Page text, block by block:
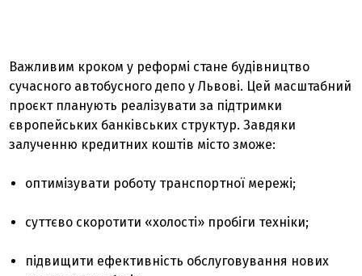
Важливим кроком у реформі стане будівництво
сучасного автобусного депо у Львові. Цей масштабний
проєкт планують реалізувати за підтримки
європейських банківських структур. Завдяки
залученню кредитних коштів місто зможе:
оптимізувати роботу транспортної мережі;
суттєво скоротити «холості» пробіги техніки;
підвищити ефективність обслуговування нових